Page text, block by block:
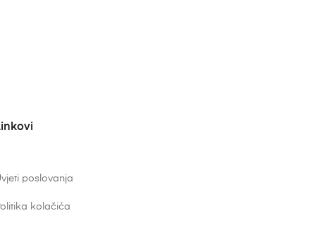
poslovanja
kolačića